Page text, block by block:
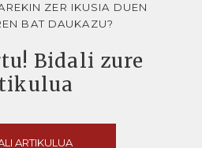
ZER IKUSIA DUEN
BAT DAUKAZU?
Bidali zure
ARTIKULUA